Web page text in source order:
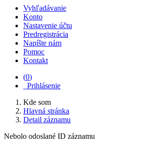
Vyhľadávanie
Konto
Nastavenie účtu
Predregistrácia
Napíšte nám
Pomoc
Kontakt
(0)
Prihlásenie
Kde som
Hlavná stránka
Detail záznamu
Nebolo odoslané ID záznamu